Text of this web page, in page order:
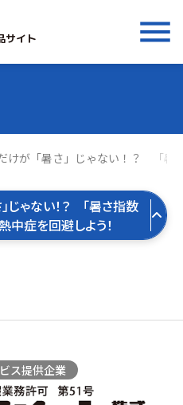
サイト menu
けが「暑さ」じゃない！？ 「暑
じゃない！？ 「暑さ指数
中症を回避しよう！
ス提供企業